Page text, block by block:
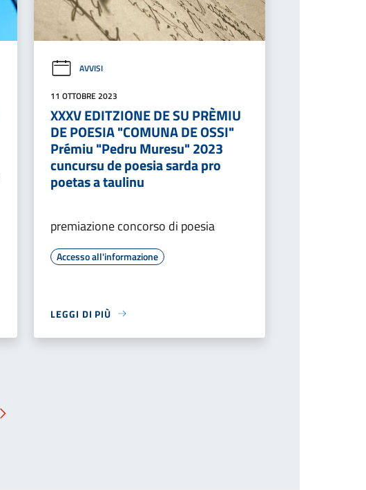
AVVISI
11 OTTOBRE 2023
XXXV EDITZIONE DE SU PRÈMIU
DE POESIA "COMUNA DE OSSI"
Prémiu "Pedru Muresu" 2023
cuncursu de poesia sarda pro
poetas a taulinu
premiazione concorso di poesia
Accesso all'informazione
LEGGI DI PIÙ
Pagina successiva